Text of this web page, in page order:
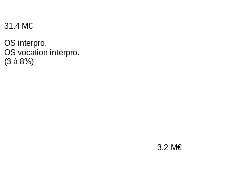
31.4 M€
OS interpro.
OS vocation interpro.
(3 à 8%)
3.2 M€